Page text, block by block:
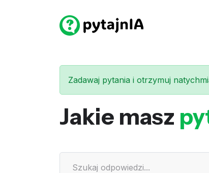
Zadawaj pytania i otrzymuj
Jakie masz